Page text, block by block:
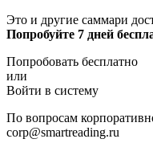
Это и другие саммари
Попробуйте 7 дней
Попробовать бесплатно
или
Войти в систему
По вопросам
corp@smartreading.ru